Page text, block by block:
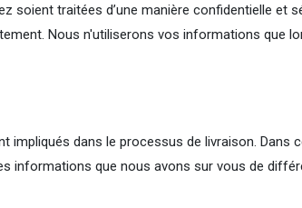
soient traitées d’une manière confidentielle et
Nous n'utiliserons vos informations que
dans le processus de livraison. Dans
informations que nous avons sur vous de